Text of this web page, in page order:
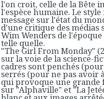
l'on croit, celle de la Bête
l'espèce humaine. Le
message sur l'état du
d'une critique des médias
Wim Wenders de
telle quelle.
"The Girl From Monday"
sur la voie de la science-
cadres sont penchés
serrés (pour ne pas avoir
qui provoque une
sur "Alphaville" et "La